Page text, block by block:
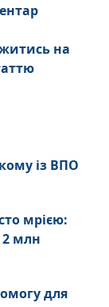
на
із ВПО
мрією:
млн
для